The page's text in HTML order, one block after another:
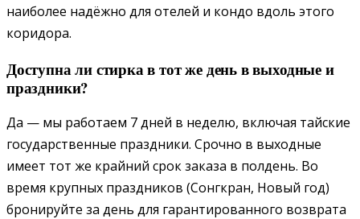
наиболее надёжно для отелей и кондо вдоль этого
коридора.
Доступна ли стирка в тот же день в выходные и
праздники?
Да — мы работаем 7 дней в неделю, включая тайские
государственные праздники. Срочно в выходные
имеет тот же крайний срок заказа в полдень. Во
время крупных праздников (Сонгкран, Новый год)
бронируйте за день для гарантированного возврата